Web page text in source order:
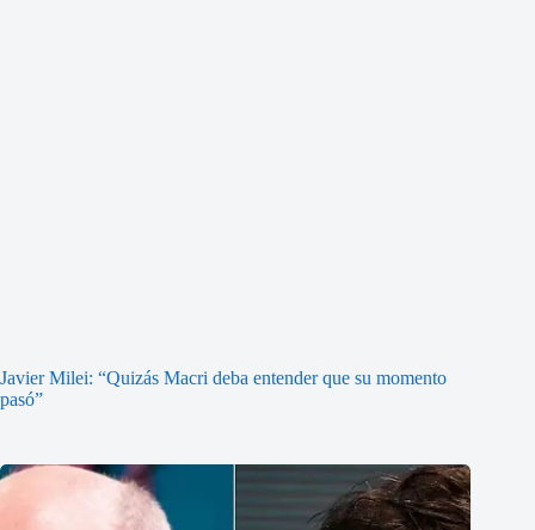
Javier Milei: “Quizás Macri deba entender que su momento
pasó”